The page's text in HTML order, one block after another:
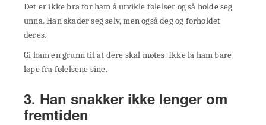
Det er ikke bra for ham å utvikle følelser og så holde seg
unna. Han skader seg selv, men også deg og forholdet
deres.
Gi ham en grunn til at dere skal møtes. Ikke la ham bare
løpe fra følelsene sine.
3. Han snakker ikke lenger om
fremtiden